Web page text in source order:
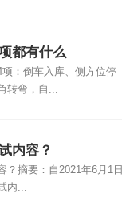
都有什么
：倒车入库、侧方位停
转弯，自...
内容？
？摘要：自2021年6月1日
内...